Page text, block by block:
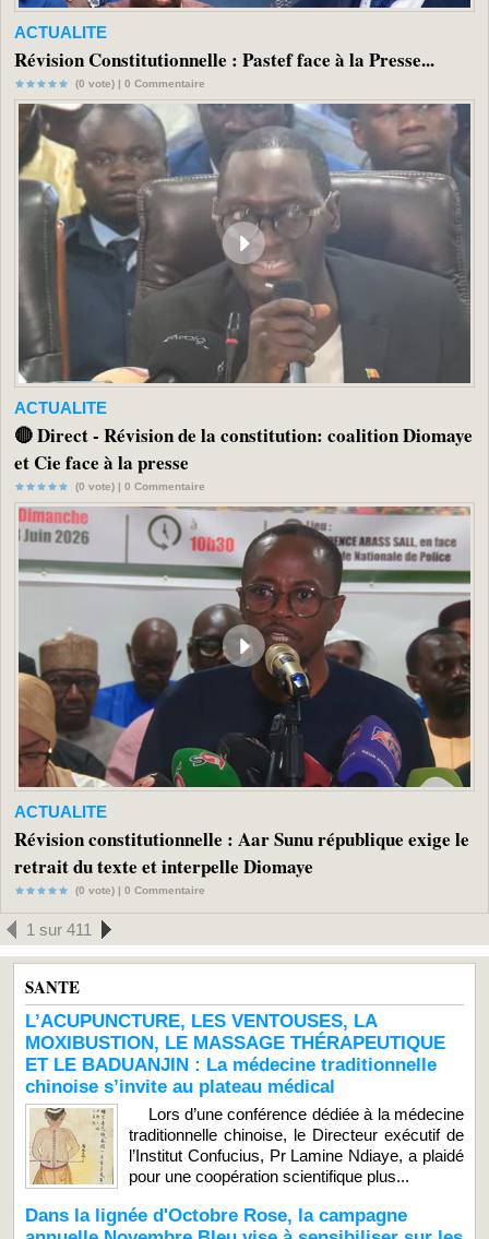
ACTUALITE
Révision Constitutionnelle : Pastef face à la Presse...
(0 vote) | 0 Commentaire
ACTUALITE
🔴 Direct - Révision de la constitution: coalition Diomaye
et Cie face à la presse
(0 vote) | 0 Commentaire
ACTUALITE
Révision constitutionnelle : Aar Sunu république exige le
retrait du texte et interpelle Diomaye
(0 vote) | 0 Commentaire
1 sur 411
SANTE
L’ACUPUNCTURE, LES VENTOUSES, LA
MOXIBUSTION, LE MASSAGE THÉRAPEUTIQUE
ET LE BADUANJIN : La médecine traditionnelle
chinoise s’invite au plateau médical
Lors d’une conférence dédiée à la médecine
traditionnelle chinoise, le Directeur exécutif de
l’Institut Confucius, Pr Lamine Ndiaye, a plaidé
pour une coopération scientifique plus...
Dans la lignée d'Octobre Rose, la campagne